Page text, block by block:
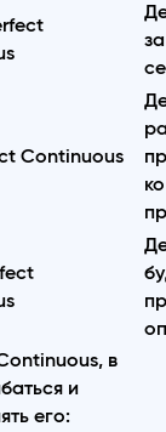
Continuous
в
и
его: